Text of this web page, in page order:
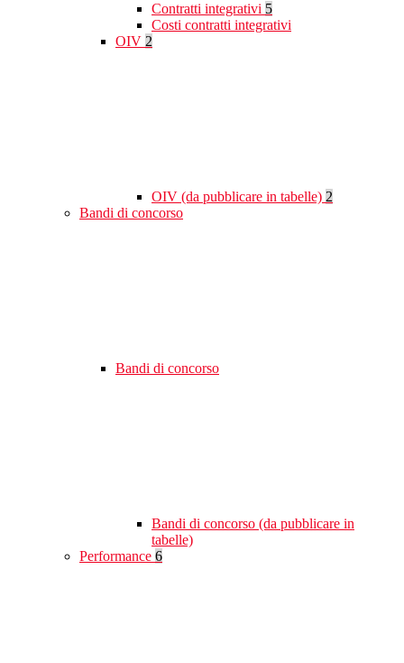
Contratti integrativi 5
Costi contratti integrativi
OIV 2
OIV (da pubblicare in tabelle) 2
Bandi di concorso
Bandi di concorso
Bandi di concorso (da pubblicare in
tabelle)
Performance 6